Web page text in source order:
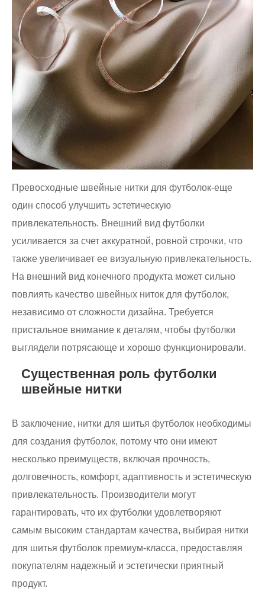
Превосходные швейные нитки для футболок-еще
один способ улучшить эстетическую
привлекательность. Внешний вид футболки
усиливается за счет аккуратной, ровной строчки, что
также увеличивает ее визуальную привлекательность.
На внешний вид конечного продукта может сильно
повлиять качество швейных ниток для футболок,
независимо от сложности дизайна. Требуется
пристальное внимание к деталям, чтобы футболки
выглядели потрясающе и хорошо функционировали.
Существенная роль футболки
швейные нитки
В заключение, нитки для шитья футболок необходимы
для создания футболок, потому что они имеют
несколько преимуществ, включая прочность,
долговечность, комфорт, адаптивность и эстетическую
привлекательность. Производители могут
гарантировать, что их футболки удовлетворяют
самым высоким стандартам качества, выбирая нитки
для шитья футболок премиум-класса, предоставляя
покупателям надежный и эстетически приятный
продукт.